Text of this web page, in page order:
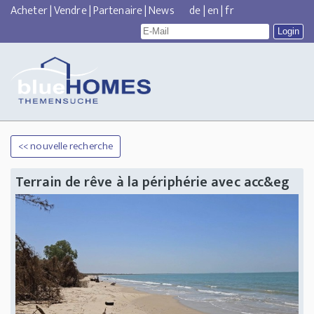
Acheter|Vendre|Partenaire|News de|en|fr
<< nouvelle recherche
Terrain de rêve à la périphérie avec acc&eg